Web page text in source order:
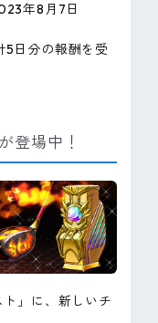
年8月7日
日分の報酬を受
登場中！
」に、新しいチ